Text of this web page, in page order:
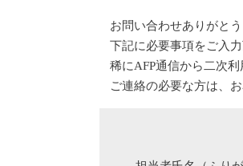
お問い合わせありがとう
下記に必要事項をご入
稀にAFP通信から二次
ご連絡の必要な方は、